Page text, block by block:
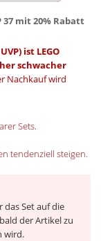
37 mit 20% Rabatt
ist LEGO
schwacher
Nachkauf wird
Sets.
tendenziell steigen.
Set auf die
der Artikel zu
wird.